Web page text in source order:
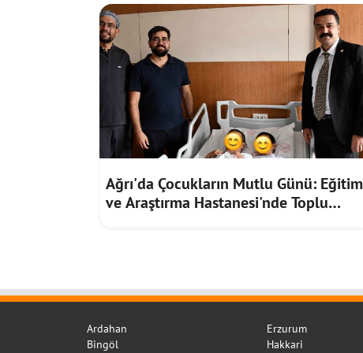
Ağrı'da Çocukların Mutlu Günü: Eğitim
ve Araştırma Hastanesi'nde Toplu
Ardahan
Bingöl
Erzurum
Hakkari